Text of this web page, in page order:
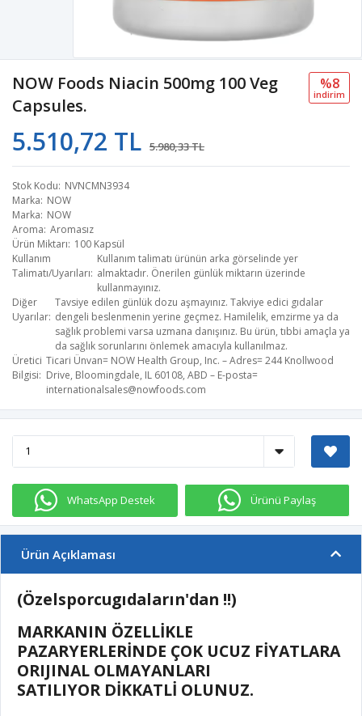
NOW Foods Niacin 500mg 100 Veg
Capsules.
5.510,72 TL 5.980,33 TL
%8
i̇ndi̇ri̇m
Stok Kodu NVNCMN3934
Marka NOW
Marka NOW
Aroma Aromasız
Ürün Miktarı 100 Kapsül
Kullanım
Talimatı/Uyarıları
Kullanım talimatı ürünün arka görselinde yer
almaktadır. Önerilen günlük miktarın üzerinde
kullanmayınız.
Diğer
Uyarılar
Tavsiye edilen günlük dozu aşmayınız. Takviye edici gıdalar
dengeli beslenmenin yerine geçmez. Hamilelik, emzirme ya da
sağlık problemi varsa uzmana danışınız. Bu ürün, tıbbi amaçla ya
da sağlık sorunlarını önlemek amacıyla kullanılmaz.
Üretici
Bilgisi
Ticari Ünvan= NOW Health Group, Inc. – Adres= 244 Knollwood
Drive, Bloomingdale, IL 60108, ABD – E-posta=
internationalsales@nowfoods.com
WhatsApp Destek Ürünü Paylaş
Ürün Açıklaması
(Özelsporcugıdaların'dan !!)
MARKANIN ÖZELLİKLE
PAZARYERLERİNDE ÇOK UCUZ FİYATLARA
ORIJINAL OLMAYANLARI
SATILIYOR DİKKATLİ OLUNUZ.